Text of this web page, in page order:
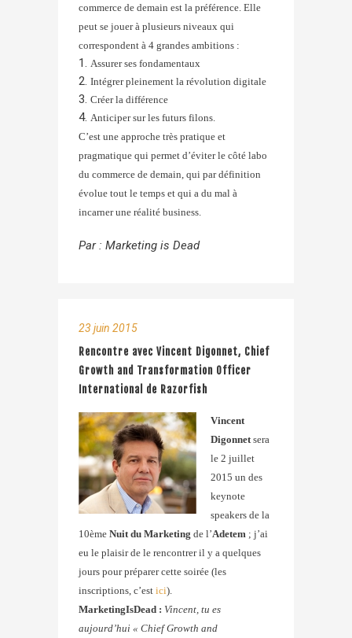
commerce de demain est la préférence. Elle
peut se jouer à plusieurs niveaux qui
correspondent à 4 grandes ambitions :
Assurer ses fondamentaux
Intégrer pleinement la révolution digitale
Créer la différence
Anticiper sur les futurs filons.
C’est une approche très pratique et
pragmatique qui permet d’éviter le côté labo
du commerce de demain, qui par définition
évolue tout le temps et qui a du mal à
incarner une réalité business.
Par : Marketing is Dead
23 juin 2015
Rencontre avec Vincent Digonnet, Chief
Growth and Transformation Officer
International de Razorfish
Vincent
Digonnet sera
le 2 juillet
2015 un des
keynote
speakers de la
10ème Nuit du Marketing de l’Adetem ; j’ai
eu le plaisir de le rencontrer il y a quelques
jours pour préparer cette soirée (les
inscriptions, c’est ici).
MarketingIsDead : Vincent, tu es
aujourd’hui « Chief Growth and